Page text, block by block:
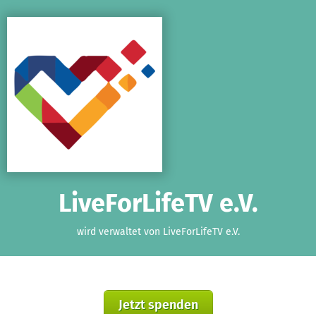
LiveForLifeTV e.V.
wird verwaltet von LiveForLifeTV e.V.
Jetzt spenden